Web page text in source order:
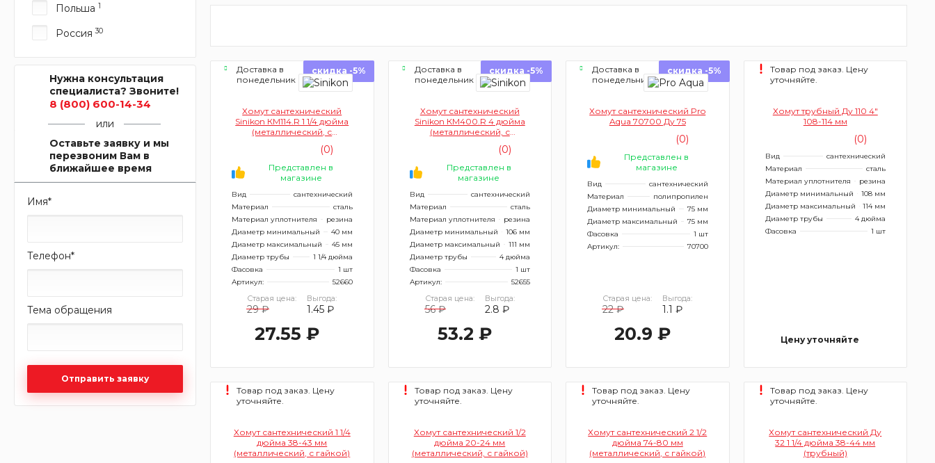
Польша 1
Россия30
Нужна консультация
специалиста? Звоните!
8 (800) 600-14-34
или
Оставьте заявку и мы
перезвоним Вам в
ближайшее время
Имя*
Телефон*
Тема обращения
Отправить заявку
Доставка в
понедельник
скидка -5%
Хомут сантехнический
Sinikon КМ114.R 1 1/4 дюйма
(металлический, с
(0)
Представлен в
магазине
Вид
сантехнический
Материал
сталь
Материал уплотнителя
резина
Диаметр минимальный
40 мм
Диаметр максимальный
45 мм
Диаметр трубы
1 1/4 дюйма
Фасовка
1 шт
Артикул:
52660
Старая цена:
29 ₽
Выгода:
1.45 ₽
27.55 ₽
Доставка в
понедельник
скидка -5%
Хомут сантехнический
Sinikon КМ400.R 4 дюйма
(металлический, с
(0)
Представлен в
магазине
Вид
сантехнический
Материал
сталь
Материал уплотнителя
резина
Диаметр минимальный
106 мм
Диаметр максимальный
111 мм
Диаметр трубы
4 дюйма
Фасовка
1 шт
Артикул:
52655
Старая цена:
56 ₽
Выгода:
2.8 ₽
53.2 ₽
Доставка в
понедельник
скидка -5%
Хомут сантехнический Pro
Aqua 70700 Ду 75
(0)
Представлен в
магазине
Вид
сантехнический
Материал
полипропилен
Диаметр минимальный
75 мм
Диаметр максимальный
75 мм
Фасовка
1 шт
Артикул:
70700
Старая цена:
22 ₽
Выгода:
1.1 ₽
20.9 ₽
Товар под заказ. Цену
уточняйте.
Хомут трубный Ду 110 4"
108-114 мм
(0)
Вид
сантехнический
Материал
сталь
Материал уплотнителя
резина
Диаметр минимальный
108 мм
Диаметр максимальный
114 мм
Диаметр трубы
4 дюйма
Фасовка
1 шт
Цену уточняйте
Товар под заказ. Цену
уточняйте.
Хомут сантехнический 1 1/4
дюйма 38-43 мм
(металлический, с гайкой)
Товар под заказ. Цену
уточняйте.
Хомут сантехнический 1/2
дюйма 20-24 мм
(металлический, с гайкой)
Товар под заказ. Цену
уточняйте.
Хомут сантехнический 2 1/2
дюйма 74-80 мм
(металлический, с гайкой)
Товар под заказ. Цену
уточняйте.
Хомут сантехнический Ду
32 1 1/4 дюйма 38-44 мм
(трубный)